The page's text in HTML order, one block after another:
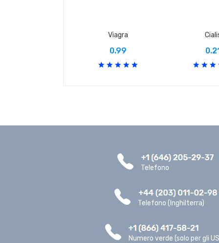
Viagra
0.99
Telefono
Telefono (Inghilterra)
Numero verde (solo per gli